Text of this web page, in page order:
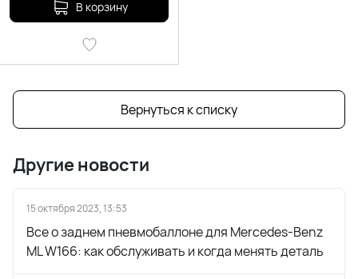
В корзину
Вернуться к списку
Другие новости
15 октября 2023, 13:53
Все о заднем пневмобаллоне для Mercedes-Benz
ML W166: как обслуживать и когда менять деталь